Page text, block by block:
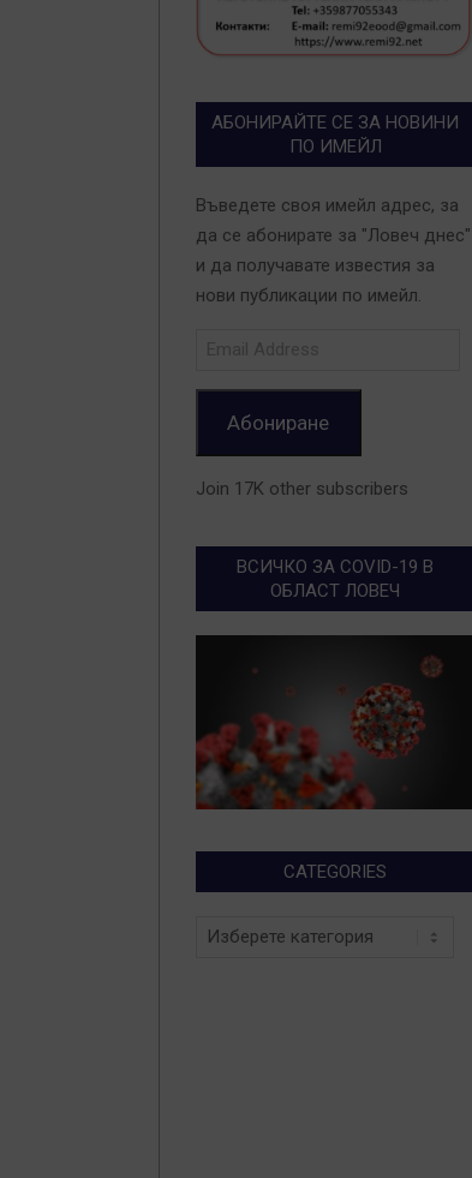
АБОНИРАЙТЕ СЕ ЗА НОВИНИ
ПО ИМЕЙЛ
Въведете своя имейл адрес, за
да се абонирате за "Ловеч днес"
и да получавате известия за
нови публикации по имейл.
Абониране
Join 17K other subscribers
ВСИЧКО ЗА COVID-19 В
ОБЛАСТ ЛОВЕЧ
CATEGORIES
Categories